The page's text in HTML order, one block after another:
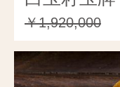
￥1,920,000